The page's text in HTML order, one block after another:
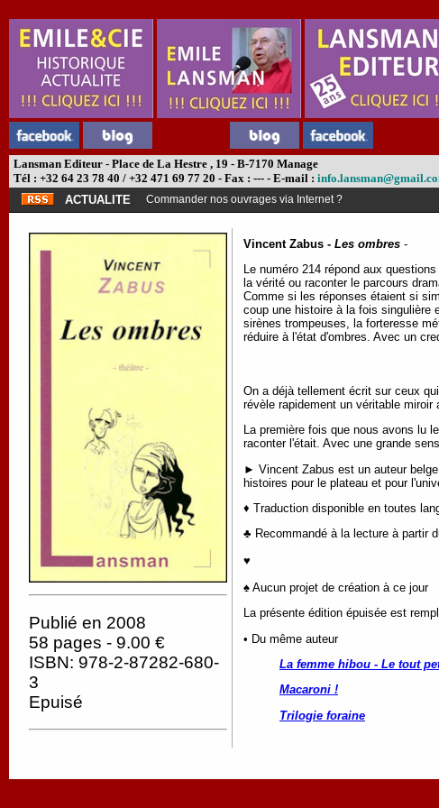
Lansman Editeur - Place de La Hestre , 19 - B-7170 Manage
Tél : +32 64 23 78 40 / +32 471 69 77 20 - Fax : --- - E-mail :
ACTUALITE Commander nos ouvrages via Internet ?
Publié en 2008
58 pages - 9.00 €
ISBN: 978-2-87282-680-
3
Epuisé
Vincent Zabus - Les ombres -
Le numéro 214 répond aux
la vérité ou raconter le parcours
Comme si les réponses étaient si
coup une histoire à la fois singulière
sirènes trompeuses, la forteresse
réduire à l'état d'ombres. Avec un
On a déjà tellement écrit sur ceux
révèle rapidement un véritable miroir
La première fois que nous avons lu
raconter l'était. Avec une grande
► Vincent Zabus est un auteur
histoires pour le plateau et pour
♦ Traduction disponible en toutes
♣ Recommandé à la lecture à partir
♥
♠ Aucun projet de création à ce jour
La présente édition épuisée est
• Du même auteur
La femme hibou - Le tout
Macaroni !
Trilogie foraine